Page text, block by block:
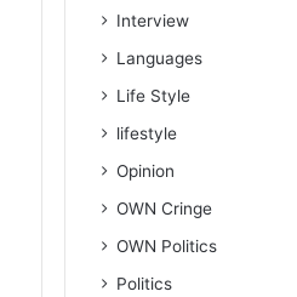
Interview
Languages
Life Style
lifestyle
Opinion
OWN Cringe
OWN Politics
Politics